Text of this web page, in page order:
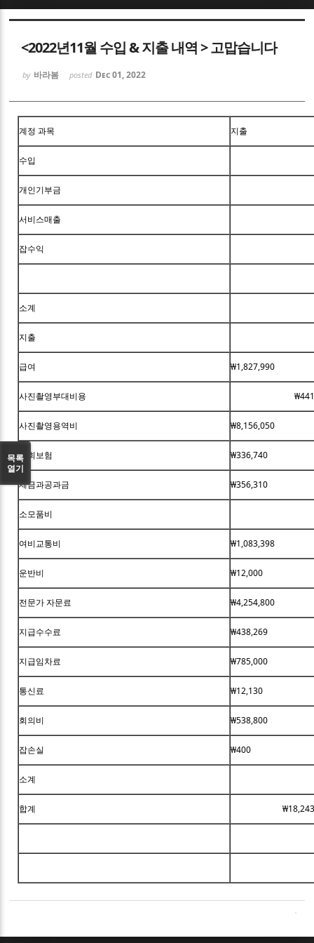
<2022년11월 수입 & 지출 내역 > 고맙습니다
by 바라봄 posted Dec 01, 2022
계정 과목 지출
수입
개인기부금
서비스매출
잡수익
소계
지출
급여 ₩1,827,990
사진촬영부대비용
사진촬영용역비 ₩8,156,050
사회보험 ₩336,740
세금과공과금 ₩356,310
소모품비
여비교통비 ₩1,083,398
운반비 ₩12,000
전문가 자문료 ₩4,254,800
지급수수료 ₩438,269
지급임차료 ₩785,000
통신료 ₩12,130
회의비 ₩538,800
잡손실 ₩400
소계
합계
목록
열기
Sketchbook5, 스케치북5
Sketchbook5, 스케치북5